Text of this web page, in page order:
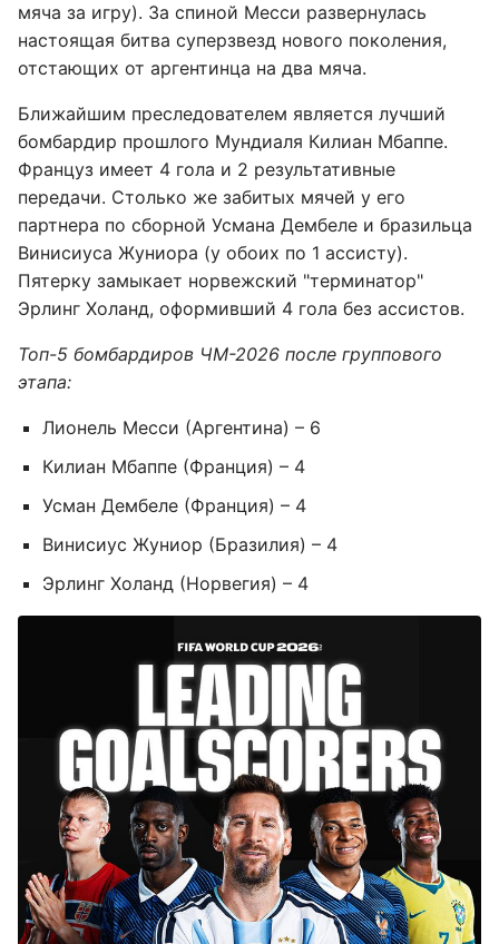
мяча за игру). За спиной Месси развернулась
настоящая битва суперзвезд нового поколения,
отстающих от аргентинца на два мяча.
Ближайшим преследователем является лучший
бомбардир прошлого Мундиаля Килиан Мбаппе.
Француз имеет 4 гола и 2 результативные
передачи. Столько же забитых мячей у его
партнера по сборной Усмана Дембеле и бразильца
Винисиуса Жуниора (у обоих по 1 ассисту).
Пятерку замыкает норвежский "терминатор"
Эрлинг Холанд, оформивший 4 гола без ассистов.
Топ-5 бомбардиров ЧМ-2026 после группового
этапа:
Лионель Месси (Аргентина) – 6
Килиан Мбаппе (Франция) – 4
Усман Дембеле (Франция) – 4
Винисиус Жуниор (Бразилия) – 4
Эрлинг Холанд (Норвегия) – 4